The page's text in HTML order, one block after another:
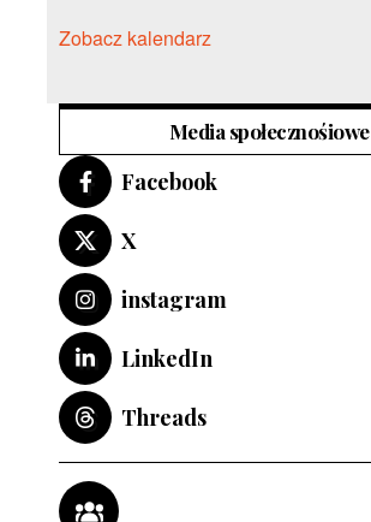
Zobacz kalendarz
Media społecznośiowe
Facebook
X
instagram
LinkedIn
Threads